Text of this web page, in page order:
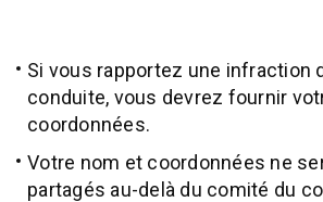
Si vous rapportez une infraction
conduite, vous devrez fournir
coordonnées.
Votre nom et coordonnées ne
partagés au-delà du comité du